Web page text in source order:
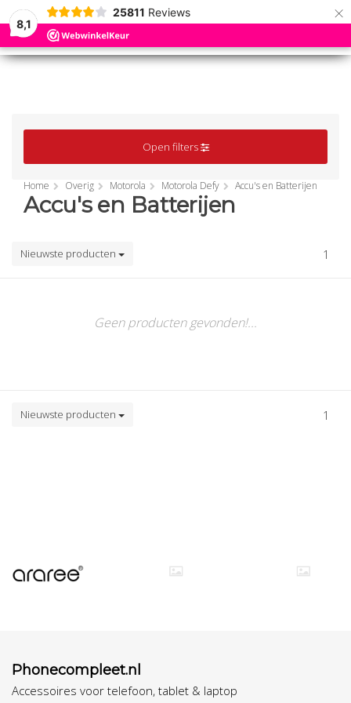
8,1
25811 Reviews ×
MENU
MENU
Open filters
Home Overig Motorola Motorola Defy Accu's en Batterijen
Accu's en Batterijen
Nieuwste producten 1
Geen producten gevonden!...
Nieuwste producten 1
Phonecompleet.nl
Accessoires voor telefoon, tablet & laptop